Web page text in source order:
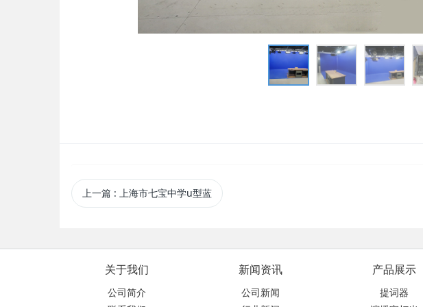
上一篇 : 上海市七宝中学u型蓝
关于我们
公司简介
新闻资讯
公司新闻
产品展示
提词器